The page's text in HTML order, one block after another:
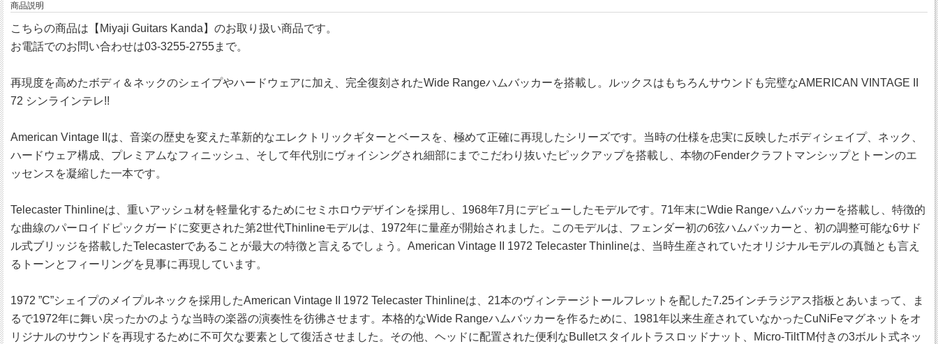
商品説明
こちらの商品は【Miyaji Guitars Kanda】のお取り扱い商品です。
お電話でのお問い合わせは03-3255-2755まで。
再現度を高めたボディ＆ネックのシェイプやハードウェアに加え、完全復刻されたWide Rangeハムバッカーを搭載し。ルックスはもちろんサウンドも完璧なAMERICAN VINTAGE II
72 シンラインテレ!!
American Vintage IIは、音楽の歴史を変えた革新的なエレクトリックギターとベースを、極めて正確に再現したシリーズです。当時の仕様を忠実に反映したボディシェイプ、ネック、
ハードウェア構成、プレミアムなフィニッシュ、そして年代別にヴォイシングされ細部にまでこだわり抜いたピックアップを搭載し、本物のFenderクラフトマンシップとトーンのエ
ッセンスを凝縮した一本です。
Telecaster Thinlineは、重いアッシュ材を軽量化するためにセミホロウデザインを採用し、1968年7月にデビューしたモデルです。71年末にWdie Rangeハムバッカーを搭載し、特徴的
な曲線のパーロイドピックガードに変更された第2世代Thinlineモデルは、1972年に量産が開始されました。このモデルは、フェンダー初の6弦ハムバッカーと、初の調整可能な6サド
ル式ブリッジを搭載したTelecasterであることが最大の特徴と言えるでしょう。American Vintage II 1972 Telecaster Thinlineは、当時生産されていたオリジナルモデルの真髄とも言え
るトーンとフィーリングを見事に再現しています。
1972 ”C”シェイプのメイプルネックを採用したAmerican Vintage II 1972 Telecaster Thinlineは、21本のヴィンテージトールフレットを配した7.25インチラジアス指板とあいまって、ま
るで1972年に舞い戻ったかのような当時の楽器の演奏性を彷彿させます。本格的なWide Rangeハムバッカーを作るために、1981年以来生産されていなかったCuNiFeマグネットをオ
リジナルのサウンドを再現するために不可欠な要素として復活させました。その他、ヘッドに配置された便利なBulletスタイルトラスロッドナット、Micro-TiltTM付きの3ボルト式ネッ